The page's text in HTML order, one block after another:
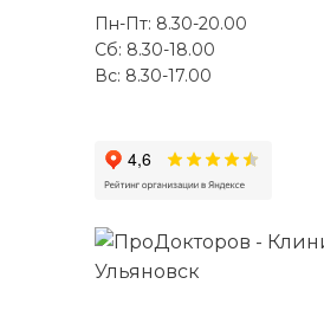
Пн-Пт: 8.30-20.00
Сб: 8.30-18.00
Вс: 8.30-17.00